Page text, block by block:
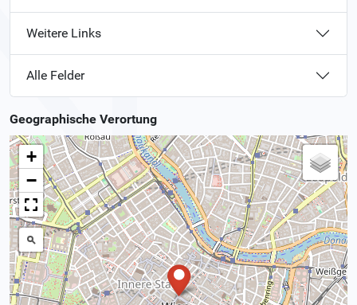
Weitere Links
Alle Felder
Geographische Verortung
+
−